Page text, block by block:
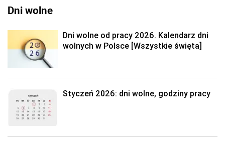
Dni wolne
Dni wolne od pracy 2026. Kalendarz dni
wolnych w Polsce [Wszystkie święta]
Styczeń 2026: dni wolne, godziny pracy